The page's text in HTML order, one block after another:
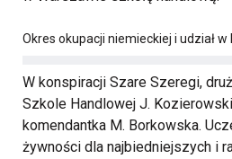
Okres okupacji niemieckiej i udział
W konspiracji Szare Szeregi,
Szkole Handlowej J.
komendantka M. Borkowska.
żywności dla najbiedniejszych i